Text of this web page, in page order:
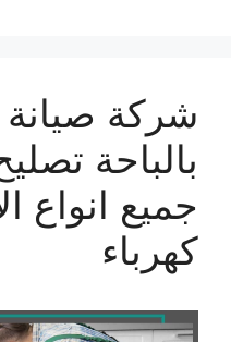
شركة صيانة
بالباحة
جميع انواع
كهرباء